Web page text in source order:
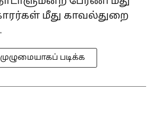
மீது காவல்துறை
முழுமையாகப் படிக்க